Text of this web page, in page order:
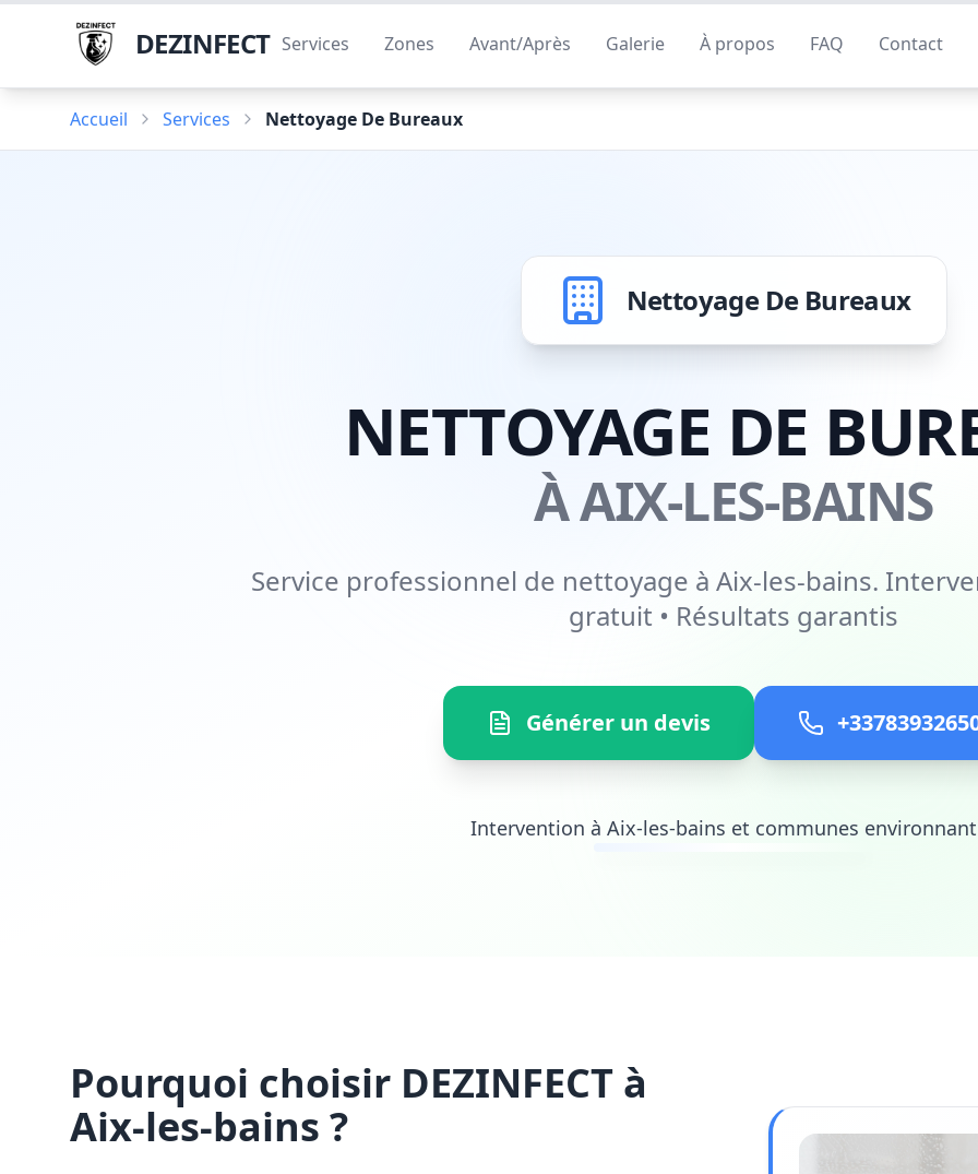
DEZINFECT Services Zones Avant/Après Galerie À propos FAQ Contact
Accueil Services Nettoyage De Bureaux
Nettoyage De Bureaux
NETTOYAGE DE
À AIX-LES-BAINS
Service professionnel de nettoyage à Aix-les-bains.
gratuit • Résultats garantis
Générer un devis
Intervention à Aix-les-bains et communes
Pourquoi choisir DEZINFECT à
Aix-les-bains ?